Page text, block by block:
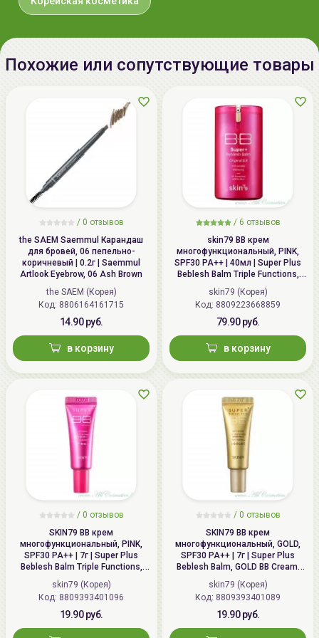
Похожие или сопутствующие товары
/ 0 отзывов
the SAEM Saemmul Карандаш
для бровей, 06 пепельнo-
коричневый | 0.2г | Saemmul
Artlook Eyebrow, 06 Ash Brown
the SAEM (Корея)
Код: 8806164161715
14.90 руб.
в корзину
/ 6 отзывов
skin79 ВВ крем
многофункциональный, PINK,
SPF30 PA++ | 40мл | Super Plus
Beblesh Balm Triple Functions,
PINK BB Cream, SPF30 PA++
skin79 (Корея)
Код: 8809223668859
79.90 руб.
в корзину
/ 0 отзывов
SKIN79 ВВ крем
многофункциональный, PINK,
SPF30 PA++ | 7г | Super Plus
Beblesh Balm Triple Functions,
PINK BB Cream, SPF30 PA++
skin79 (Корея)
Код: 8809393401096
19.90 руб.
/ 0 отзывов
SKIN79 ВВ крем
многофункциональный, GOLD,
SPF30 PA++ | 7г | Super Plus
Beblesh Balm, GOLD BB Cream,
SPF30 PA++
skin79 (Корея)
Код: 8809393401089
19.90 руб.